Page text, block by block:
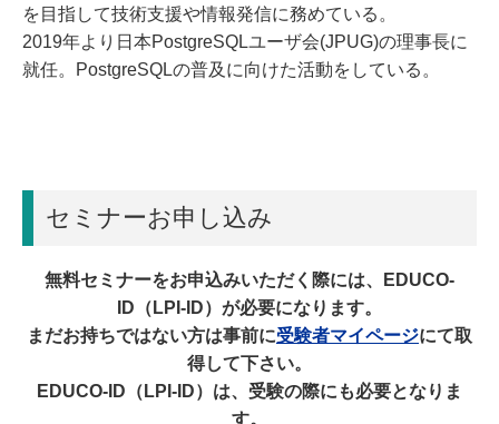
を目指して技術支援や情報発信に務めている。
2019年より日本PostgreSQLユーザ会(JPUG)の理事長に
就任。PostgreSQLの普及に向けた活動をしている。
セミナーお申し込み
無料セミナーをお申込みいただく際には、EDUCO-
ID（LPI-ID）が必要になります。
まだお持ちではない方は事前に受験者マイページにて取
得して下さい。
EDUCO-ID（LPI-ID）は、受験の際にも必要となりま
す。